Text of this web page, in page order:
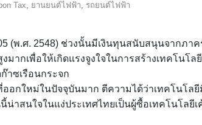
Tax, ยานยนต์ไฟฟ้า, รถยนต์ไฟฟ้า
(พ.ศ. 2548) ช่วงนั้นมีเงินทุนสนับสนุนจากภาค
ากเพื่อให้เกิดแรงจูงใจในการสร้างเทคโนโลยี
าซเรือนกระจก
อกใหม่ในปัจจุบันมาก ตีความได้ว่าเทคโนโลยี
น่าสนใจในแง่ประเทศไทยเป็นผู้ซื้อเทคโนโลยีเ